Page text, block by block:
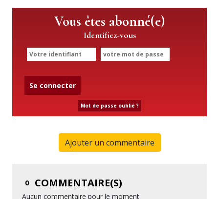
Vous êtes abonné(e)
Identifiez-vous
Se connecter
Mot de passe oublié ?
Ajouter un commentaire
0 COMMENTAIRE(S)
Aucun commentaire pour le moment